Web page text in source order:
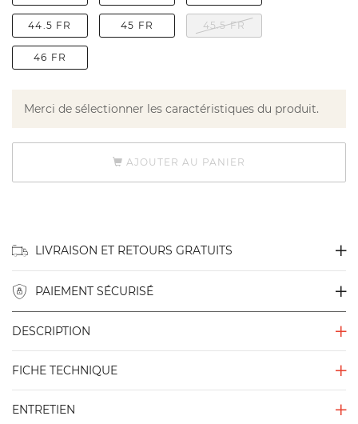
44.5 FR 45 FR 45.5 FR
46 FR
Merci de sélectionner les caractéristiques du produit.
AJOUTER AU PANIER
LIVRAISON ET RETOURS GRATUITS
PAIEMENT SÉCURISÉ
DESCRIPTION
FICHE TECHNIQUE
ENTRETIEN